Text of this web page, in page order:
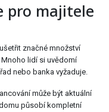
pro majitele
značné množství
lidí si uvědomí
nebo banka vyžaduje.
může být aktuální
působí kompletní